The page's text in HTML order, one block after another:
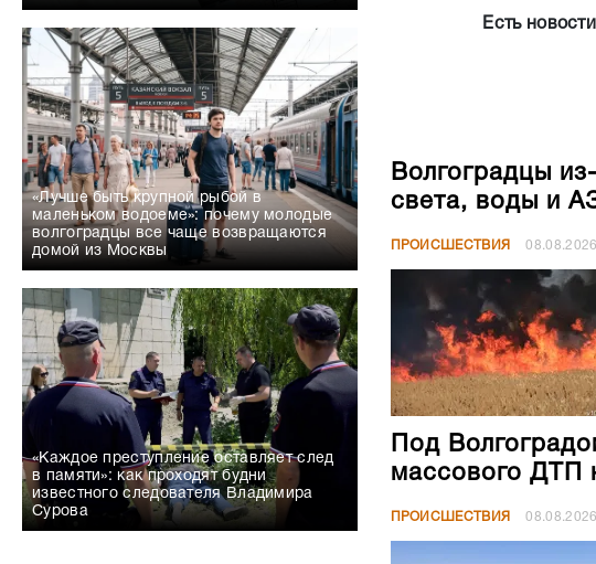
«Лучше быть крупной рыбой в
маленьком водоеме»: почему молодые
волгоградцы все чаще возвращаются
домой из Москвы
«Каждое преступление оставляет след
в памяти»: как проходят будни
известного следователя Владимира
Сурова
Есть
Волгоградцы
света, воды и
ПРОИСШЕСТВИЯ 08.08.2026
Под
массового ДТП
ПРОИСШЕСТВИЯ 08.08.2026